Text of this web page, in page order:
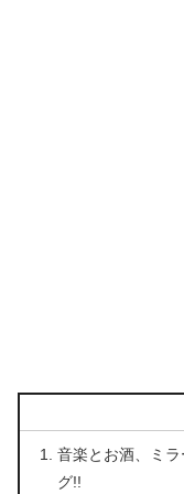
音楽とお酒、ミ
グ!!